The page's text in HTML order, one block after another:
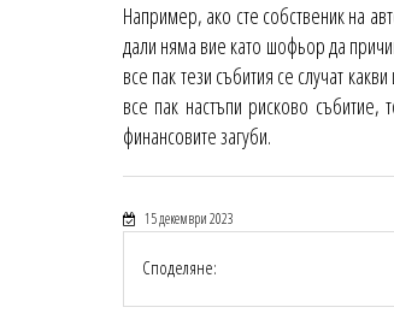
Например, ако сте собственик на
дали няма вие като шофьор да
все пак тези събития се случат
все пак настъпи рисково
финансовите загуби.
15 декември 2023
Споделяне: